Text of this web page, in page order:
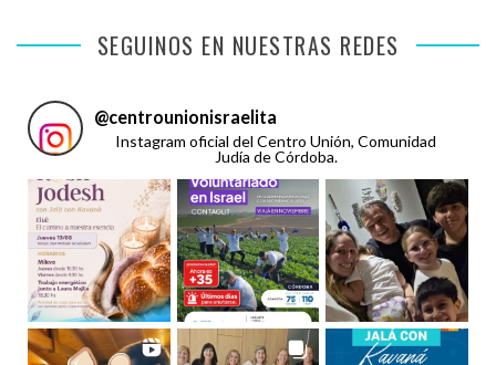
SEGUINOS EN NUESTRAS REDES
@centrounionisraelita
Instagram oficial del Centro Unión, Comunidad
Judía de Córdoba.